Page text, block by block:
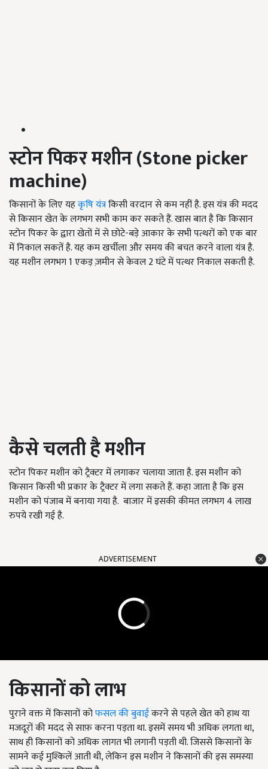
स्टोन पिकर मशीन (Stone picker
machine)
किसानों के लिए यहकृषि यंत्रकिसी वरदान से कम नहीं है. इस यंत्र की मदद
से किसान खेत के लगभग सभी काम कर सकते हैं. खास बात है कि किसान
स्टोन पिकर के द्वारा खेतों में से छोटे-बड़े आकार के सभी पत्थरों को एक बार
में निकाल सकतें है. यह कम खर्चीला और समय की बचत करने वाला यंत्र है.
यह मशीन लगभग 1 एकड़ ज़मीन से केवल 2 घंटे में पत्थर निकाल सकती है.
कैसे चलती है मशीन
स्टोन पिकर मशीन को ट्रैक्टर में लगाकर चलाया जाता है. इस मशीन को
किसान किसी भी प्रकार के ट्रैक्टर में लगा सकते हैं. कहा जाता है कि इस
मशीन को पंजाब में बनाया गया है. बाजार में इसकी कीमत लगभग 4 लाख
रुपये रखी गई है.
ADVERTISEMENT
किसानों को लाभ
पुराने वक्त में किसानों कोफसल की बुवाईकरने से पहले खेत को हाथ या
मजदूरों की मदद से साफ़ करना पड़ता था. इसमें समय भी अधिक लगता था,
साथ ही किसानों को अधिक लागत भी लगानी पड़ती थी. जिससे किसानों के
सामने कई मुश्किलें आती थी, लेकिन इस मशीन ने किसानों की इस समस्या